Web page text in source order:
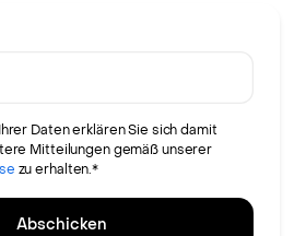
Daten erklären Sie sich damit
Mitteilungen gemäß unserer
zu erhalten.*
Abschicken